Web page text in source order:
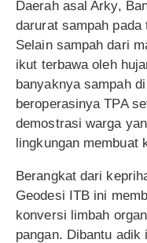
Daerah asal Arky,
darurat sampah pada
Selain sampah dari
ikut terbawa oleh
banyaknya sampah
beroperasinya TPA
demostrasi warga
lingkungan membuat
Berangkat dari
Geodesi ITB ini
konversi limbah
pangan. Dibantu adik